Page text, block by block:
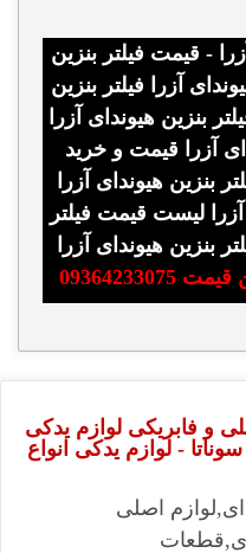
- قیمت فیلتر بنزین
آزرا فیلتر بنزین
بنزین هیوندای آزرا
آزرا قیمت و خرید
بنزین هیوندای آزرا
لیست قیمت فیلتر
بنزین هیوندای آزرا
09364233075
و فابریکی لوازم یدکی
- لوازم یدکی انواع
اصلی